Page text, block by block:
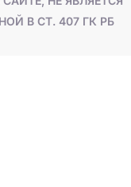
В СТ. 407 ГК РБ